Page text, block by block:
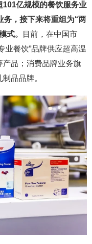
亿规模的餐饮服务业
务，接下来将重组为“两
式。
目前，在中国市
业餐饮”品牌供应超高温
产品；消费品牌业务旗
品品牌。